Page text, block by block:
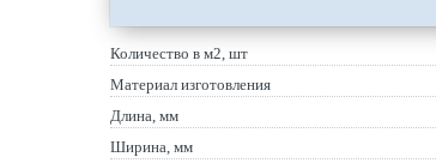
Количество в м2, шт
Материал изготовления
Длина, мм
Ширина, мм